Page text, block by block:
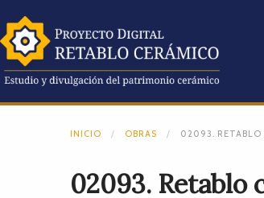
INICIO OBRAS 02093. RETABLO
02093. Retablo